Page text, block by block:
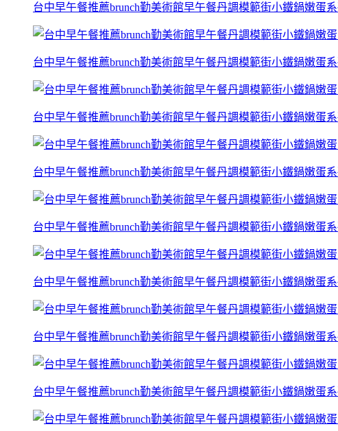
台中早午餐推薦brunch勤美術館早午餐丹調模範街小鐵鍋嫩蛋
台中早午餐推薦brunch勤美術館早午餐丹調模範街小鐵鍋嫩蛋
台中早午餐推薦brunch勤美術館早午餐丹調模範街小鐵鍋嫩蛋
台中早午餐推薦brunch勤美術館早午餐丹調模範街小鐵鍋嫩蛋
台中早午餐推薦brunch勤美術館早午餐丹調模範街小鐵鍋嫩蛋
台中早午餐推薦brunch勤美術館早午餐丹調模範街小鐵鍋嫩蛋
台中早午餐推薦brunch勤美術館早午餐丹調模範街小鐵鍋嫩蛋
台中早午餐推薦brunch勤美術館早午餐丹調模範街小鐵鍋嫩蛋